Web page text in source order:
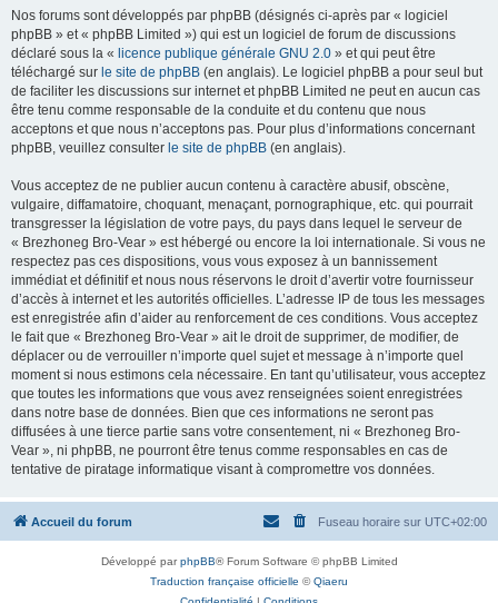
Nos forums sont développés par phpBB (désignés ci-après par « logiciel
phpBB » et « phpBB Limited ») qui est un logiciel de forum de discussions
déclaré sous la « licence publique générale GNU 2.0 » et qui peut être
téléchargé sur le site de phpBB (en anglais). Le logiciel phpBB a pour seul but
de faciliter les discussions sur internet et phpBB Limited ne peut en aucun cas
être tenu comme responsable de la conduite et du contenu que nous
acceptons et que nous n’acceptons pas. Pour plus d’informations concernant
phpBB, veuillez consulter le site de phpBB (en anglais).
Vous acceptez de ne publier aucun contenu à caractère abusif, obscène,
vulgaire, diffamatoire, choquant, menaçant, pornographique, etc. qui pourrait
transgresser la législation de votre pays, du pays dans lequel le serveur de
« Brezhoneg Bro-Vear » est hébergé ou encore la loi internationale. Si vous ne
respectez pas ces dispositions, vous vous exposez à un bannissement
immédiat et définitif et nous nous réservons le droit d’avertir votre fournisseur
d’accès à internet et les autorités officielles. L’adresse IP de tous les messages
est enregistrée afin d’aider au renforcement de ces conditions. Vous acceptez
le fait que « Brezhoneg Bro-Vear » ait le droit de supprimer, de modifier, de
déplacer ou de verrouiller n’importe quel sujet et message à n’importe quel
moment si nous estimons cela nécessaire. En tant qu’utilisateur, vous acceptez
que toutes les informations que vous avez renseignées soient enregistrées
dans notre base de données. Bien que ces informations ne seront pas
diffusées à une tierce partie sans votre consentement, ni « Brezhoneg Bro-
Vear », ni phpBB, ne pourront être tenus comme responsables en cas de
tentative de piratage informatique visant à compromettre vos données.
Accueil du forum Fuseau horaire sur UTC+02:00
Développé parphpBB® Forum Software © phpBB Limited
Traduction française officielle ©Qiaeru